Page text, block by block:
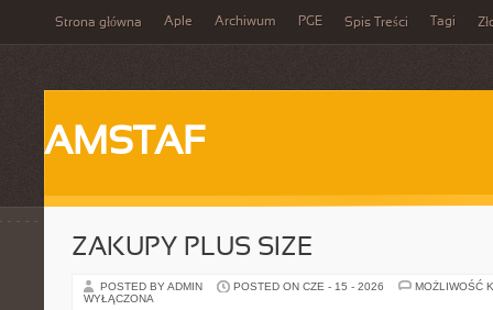
Strona główna Aple Archiwum PGE Spis Treści Tagi
AMSTAF
ZAKUPY PLUS SIZE
POSTED BY ADMIN POSTED ON CZE - 15 - 2026
MOŻLIWOŚĆ
WYŁĄCZONA